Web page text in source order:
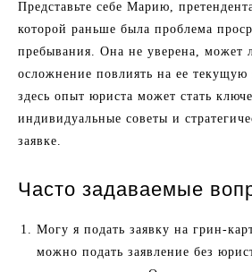
Представьте себе Марию,
которой раньше была проблема
пребывания. Она не уверена, может
осложнение повлиять на ее текущую
здесь опыт юриста может стать
индивидуальные советы и
заявке.
Часто задаваемые
Могу я подать заявку на грин-
можно подать заявление без